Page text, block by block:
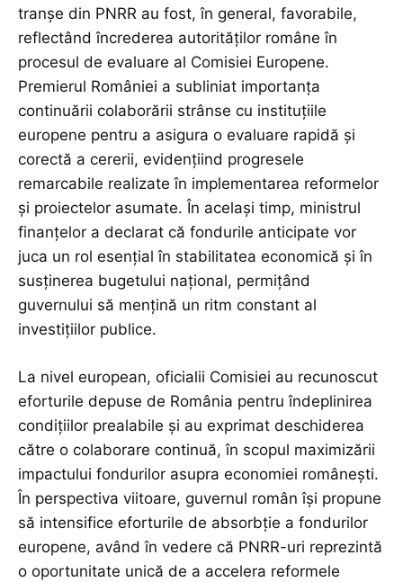
tranșe din PNRR au fost, în general, favorabile,
reflectând încrederea autorităților române în
procesul de evaluare al Comisiei Europene.
Premierul României a subliniat importanța
continuării colaborării strânse cu instituțiile
europene pentru a asigura o evaluare rapidă și
corectă a cererii, evidențiind progresele
remarcabile realizate în implementarea reformelor
și proiectelor asumate. În același timp, ministrul
finanțelor a declarat că fondurile anticipate vor
juca un rol esențial în stabilitatea economică și în
susținerea bugetului național, permițând
guvernului să mențină un ritm constant al
investițiilor publice.
La nivel european, oficialii Comisiei au recunoscut
eforturile depuse de România pentru îndeplinirea
condițiilor prealabile și au exprimat deschiderea
către o colaborare continuă, în scopul maximizării
impactului fondurilor asupra economiei românești.
În perspectiva viitoare, guvernul român își propune
să intensifice eforturile de absorbție a fondurilor
europene, având în vedere că PNRR-uri reprezintă
o oportunitate unică de a accelera reformele